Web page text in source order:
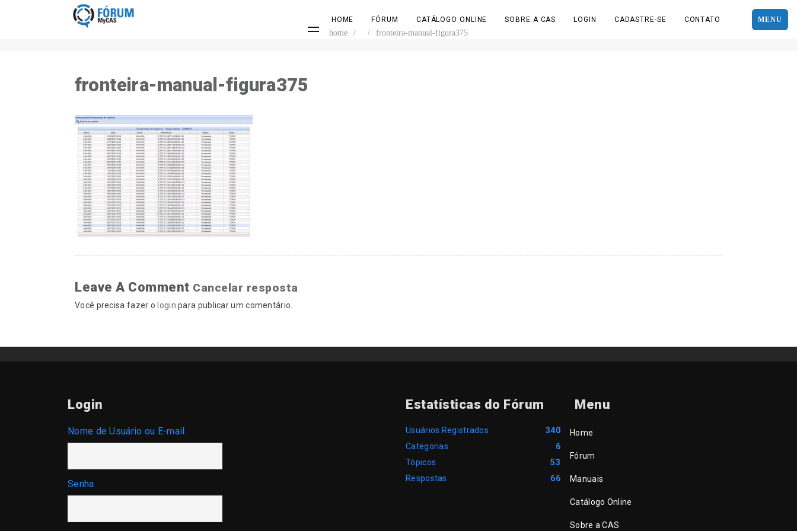
MENU
HOME FÓRUM CATÁLOGO ONLINE SOBRE A CAS LOGIN CADASTRE-SE CONTATO
home / / fronteira-manual-figura375
fronteira-manual-figura375
Leave A Comment Cancelar resposta
Você precisa fazer o login para publicar um comentário.
Login
Nome de Usuário ou E-mail
Senha
Estatísticas do Fórum
Usuários Registrados
340
Categorias
6
Tópicos
53
Respostas
66
Menu
Home
Fórum
Manuais
Catálogo Online
Sobre a CAS